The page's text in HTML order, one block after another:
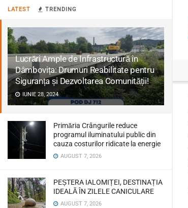
LATEST TRENDING
Lucrări Ample de Infrastructură în
Dâmbovița: Drumuri Reabilitate pentru
Siguranța și Dezvoltarea Comunității!
IUNIE 28, 2024
Primăria Crângurile reduce
programul iluminatului public din
cauza costurilor ridicate la energie
AUGUST 7, 2026
PEȘTERA IALOMIȚEI, DESTINAȚIA
IDEALĂ ÎN ZILELE CANICULARE
AUGUST 7, 2026